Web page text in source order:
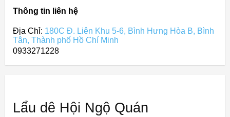
Thông tin liên hệ
Địa Chỉ: 180C Đ. Liên Khu 5-6, Bình Hưng Hòa B, Bình
Tân, Thành phố Hồ Chí Minh
0933271228
Lẩu dê Hội Ngộ Quán